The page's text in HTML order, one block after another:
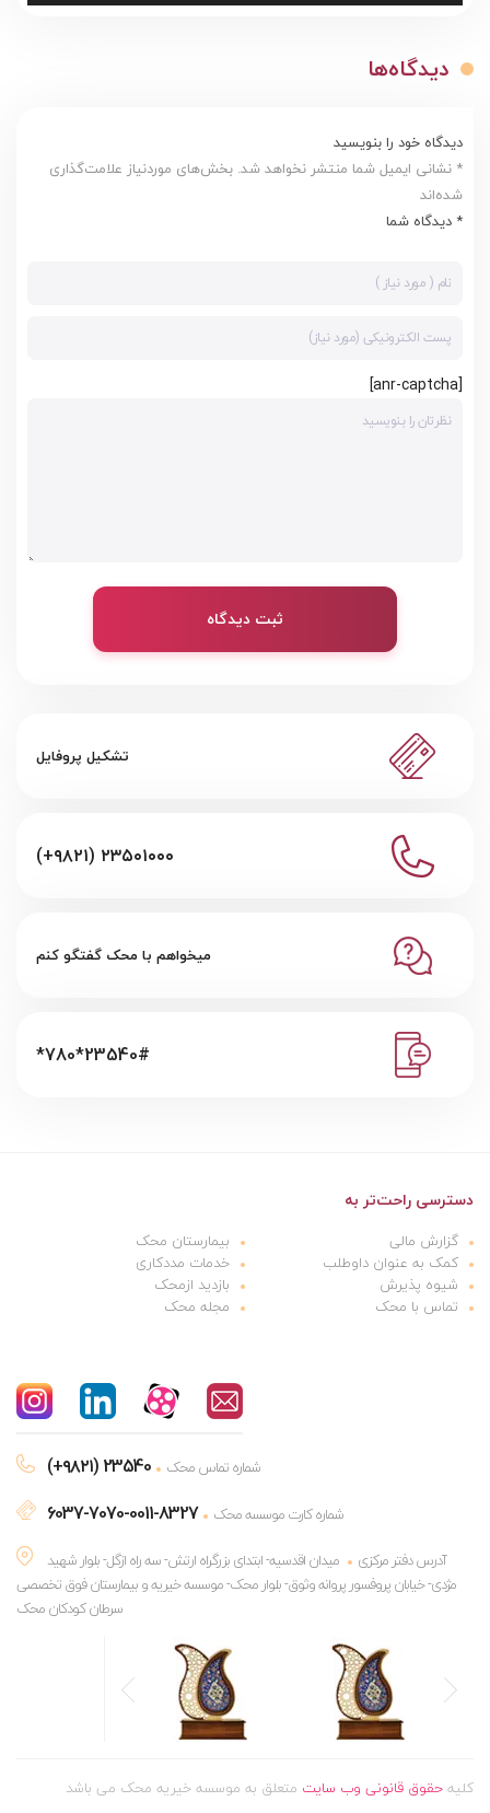
دیدگاه‌ها
دیدگاه خود را بنویسید
* نشانی ایمیل شما منتشر نخواهد شد. بخش‌های موردنیاز علامت‌گذاری
شده‌اند
* دیدگاه شما
[anr-captcha]
ثبت دیدگاه
تشکیل پروفایل
(+۹۸۲۱) ۲۳۵۰۱۰۰۰
میخواهم با محک گفتگو کنم
*780*23540#
دسترسی راحت‌تر به
گزارش مالی
بیمارستان محک
کمک به عنوان داوطلب
خدمات مددکاری
شیوه پذیرش
بازدید ازمحک
تماس با محک
مجله محک
(+۹۸۲۱) 23540 شماره تماس محک
6037-7070-0011-8327
شماره کارت موسسه محک
آدرس دفتر مرکزی
میدان اقدسیه- ابتدای بزرگراه ارتش- سه راه ازگل- بلوار شهید
مژدی- خیابان پروفسور پروانه وثوق- بلوار محک- موسسه خیریه و بیمارستان فوق تخصصی
سرطان کودکان محک
کلیهحقوق قانونی وب سایت متعلق به موسسه خیریه محک می باشد